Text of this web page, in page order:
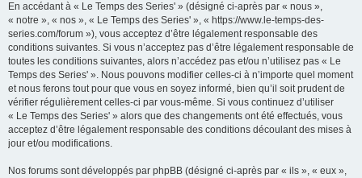
En accédant à « Le Temps des Series' » (désigné ci-après par « nous »,
« notre », « nos », « Le Temps des Series' », « https://www.le-temps-des-
series.com/forum »), vous acceptez d’être légalement responsable des
conditions suivantes. Si vous n’acceptez pas d’être légalement responsable de
toutes les conditions suivantes, alors n’accédez pas et/ou n’utilisez pas « Le
Temps des Series' ». Nous pouvons modifier celles-ci à n’importe quel moment
et nous ferons tout pour que vous en soyez informé, bien qu’il soit prudent de
vérifier régulièrement celles-ci par vous-même. Si vous continuez d’utiliser
« Le Temps des Series' » alors que des changements ont été effectués, vous
acceptez d’être légalement responsable des conditions découlant des mises à
jour et/ou modifications.
Nos forums sont développés par phpBB (désigné ci-après par « ils », « eux »,